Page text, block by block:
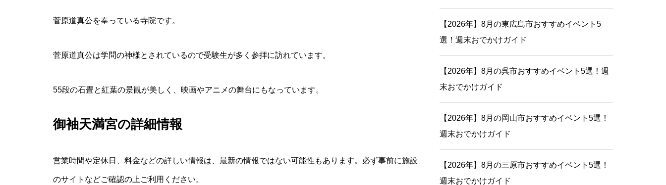
菅原道真公を奉っている寺院です。
菅原道真公は学問の神様とされているので受験生が多く参拝に訪れています。
55段の石畳と紅葉の景観が美しく、映画やアニメの舞台にもなっています。
御袖天満宮の詳細情報
営業時間や定休日、料金などの詳しい情報は、最新の情報ではない可能性もあります。必ず事前に施設
のサイトなどご確認の上ご利用ください。
【2026年】8月の東広島市おすすめイベント5
選！週末おでかけガイド
【2026年】8月の呉市おすすめイベント5選！週
末おでかけガイド
【2026年】8月の岡山市おすすめイベント5選！
週末おでかけガイド
【2026年】8月の三原市おすすめイベント5選！
週末おでかけガイド